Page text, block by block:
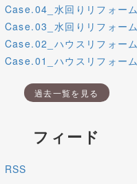
Case.04_水回りリフォーム
Case.03_水回りリフォーム
Case.02_ハウスリフォーム
Case.01_ハウスリフォーム
過去一覧を見る
フィード
RSS